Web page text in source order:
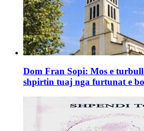
Dom Fran Sopi: Mos e
shpirtin tuaj nga furtunat e